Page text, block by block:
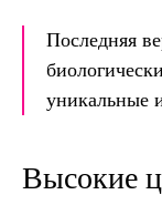
Последняя
уникальные
Высокие